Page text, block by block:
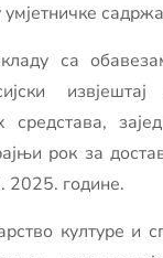
са
средстава,
рок за
2025. године.
културе и